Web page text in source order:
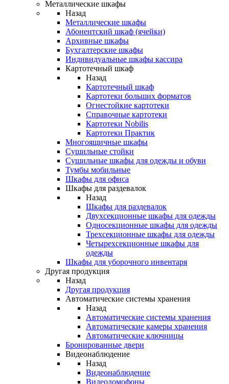
Металлические шкафы
Назад
Металлические шкафы
Абонентский шкаф (ячейки)
Архивные шкафы
Бухгалтерские шкафы
Индивидуальные шкафы кассира
Картотечный шкаф
Назад
Картотечный шкаф
Картотеки больших форматов
Огнестойкие картотеки
Справочные картотеки
Картотеки Nobilis
Картотеки Практик
Многоящичные шкафы
Сушильные стойки
Сушильные шкафы для одежды и обуви
Тумбы мобильные
Шкафы для офиса
Шкафы для раздевалок
Назад
Шкафы для раздевалок
Двухсекционные шкафы для одежды
Односекционные шкафы для одежды
Трехсекционные шкафы для одежды
Четырехсекционные шкафы для
одежды
Шкафы для уборочного инвентаря
Другая продукция
Назад
Другая продукция
Автоматические системы хранения
Назад
Автоматические системы хранения
Автоматические камеры хранения
Автоматические ключницы
Бронированные двери
Видеонаблюдение
Назад
Видеонаблюдение
Видеодомофоны